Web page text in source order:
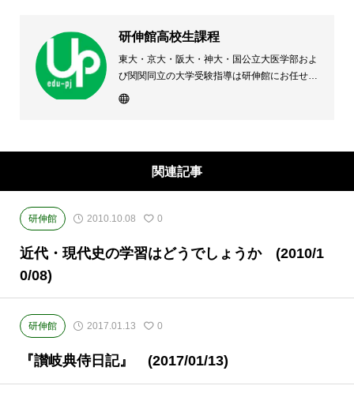
研伸館高校生課程
東大・京大・阪大・神大・国公立大医学部およ
び関関同立の大学受験指導は研伸館にお任せく
ださい。 大阪(上本町・天王寺・豊中)・兵庫
関連記事
研伸館 2010.10.08 0
近代・現代史の学習はどうでしょうか (2010/1
0/08)
研伸館 2017.01.13 0
『讃岐典侍日記』 (2017/01/13)